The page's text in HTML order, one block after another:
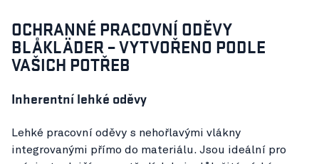
OCHRANNÉ PRACOVNÍ ODĚVY
BLÅKLÄDER – VYTVOŘENO PODLE
VAŠICH POTŘEB
Inherentní lehké oděvy
Lehké pracovní oděvy s nehořlavými vlákny
integrovanými přímo do materiálu. Jsou ideální pro